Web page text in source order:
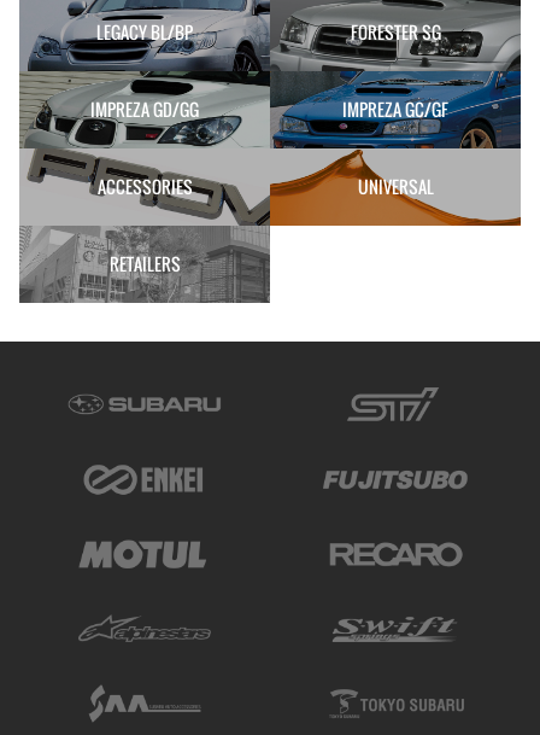
LEGACY BL/BP FORESTER SG
IMPREZA GD/GG IMPREZA GC/GF
ACCESSORIES UNIVERSAL
RETAILERS